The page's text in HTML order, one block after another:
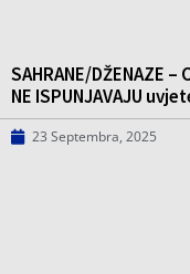
SAHRANE/DŽENAZE
NE ISPUNJAVAJU
23 Septembra, 2025